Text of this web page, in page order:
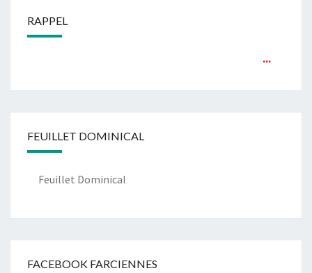
RAPPEL
FEUILLET DOMINICAL
Feuillet Dominical
FACEBOOK FARCIENNES